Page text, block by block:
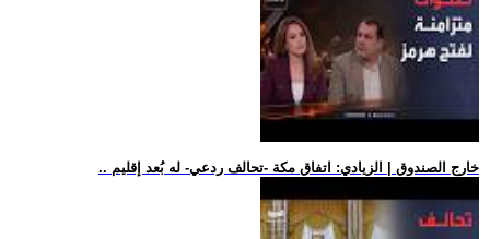
.. خارج الصندوق | الزيادي: اتفاق مكة -تحالف ردعي- له بُعد إقليم